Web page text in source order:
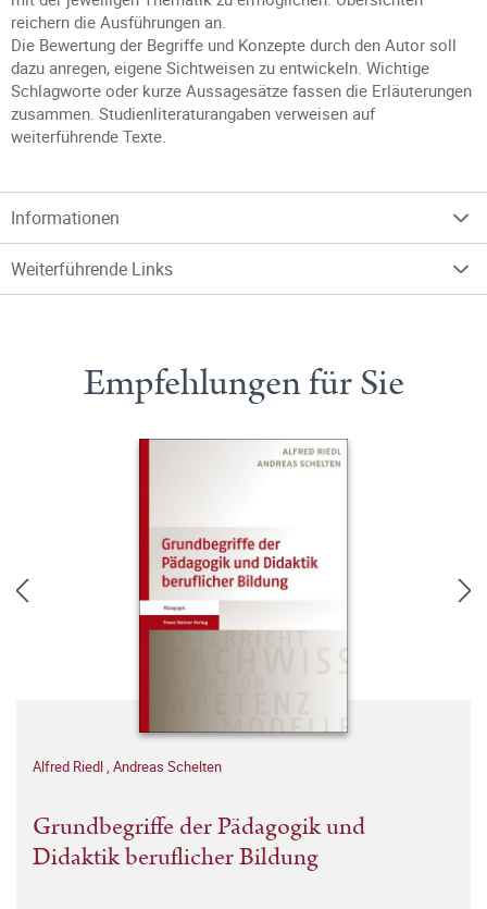
reichern die Ausführungen an.
Die Bewertung der Begriffe und Konzepte durch den Autor soll
dazu anregen, eigene Sichtweisen zu entwickeln. Wichtige
Schlagworte oder kurze Aussagesätze fassen die Erläuterungen
zusammen. Studienliteraturangaben verweisen auf
weiterführende Texte.
Informationen
Weiterführende Links
Empfehlungen für Sie
Alfred Riedl, Andreas Schelten
Grundbegriffe der Pädagogik und
Didaktik beruflicher Bildung